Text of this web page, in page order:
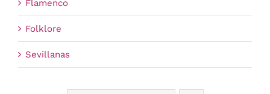
Flamenco
Folklore
Sevillanas